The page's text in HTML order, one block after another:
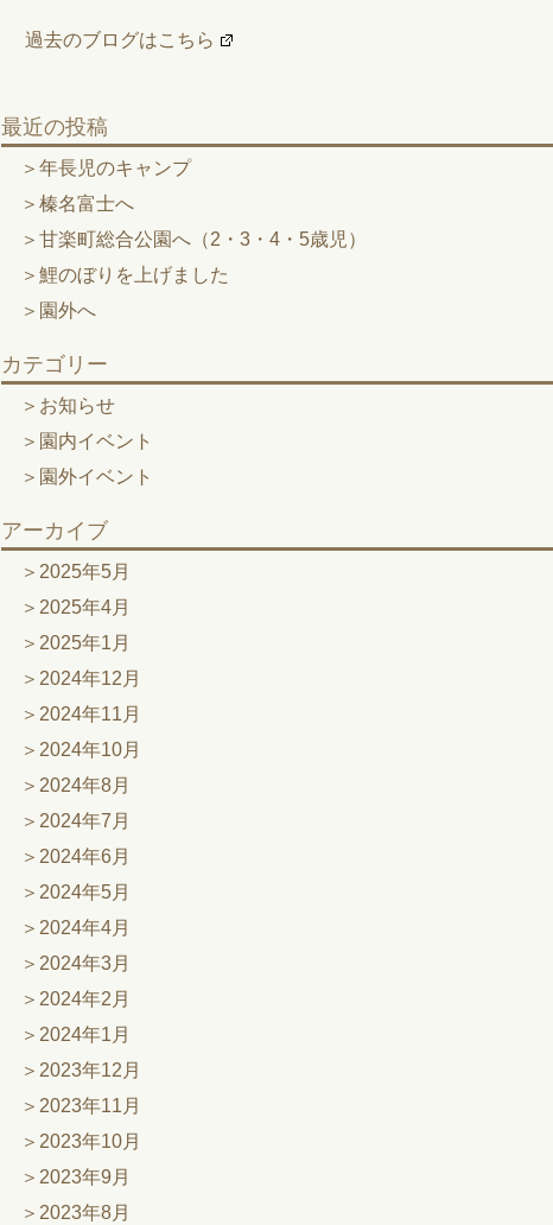
過去のブログはこちら
最近の投稿
年長児のキャンプ
榛名富士へ
甘楽町総合公園へ（2・3・4・5歳児）
鯉のぼりを上げました
園外へ
カテゴリー
お知らせ
園内イベント
園外イベント
アーカイブ
2025年5月
2025年4月
2025年1月
2024年12月
2024年11月
2024年10月
2024年8月
2024年7月
2024年6月
2024年5月
2024年4月
2024年3月
2024年2月
2024年1月
2023年12月
2023年11月
2023年10月
2023年9月
2023年8月